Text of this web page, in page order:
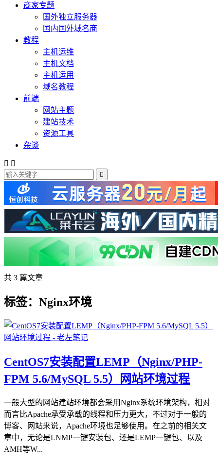
商家专题
国外独立服务器
国内国外域名商
教程
主机运维
主机文档
主机运用
域名教程
前端
网站主题
建站技术
资源工具
杂谈
 

共 3 篇文章
标签：Nginx环境
CentOS7安装配置LEMP（Nginx/PHP-
FPM 5.6/MySQL 5.5）网站环境过程
一般大型的网站建站环境都会采用Nginx系统环境架构，相对
而言比Apache承受承载的线程和压力更大，不过对于一般的
博客、网站来说，Apache环境也足够使用。在之前的相关文
章中，无论是LNMP一键安装包、还是LEMP一键包、以及
AMH等W...